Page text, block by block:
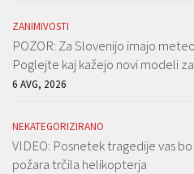
ZANIMIVOSTI
POZOR: Za Slovenijo imajo
Poglejte kaj kažejo novi modeli
6 AVG, 2026
NEKATEGORIZIRANO
VIDEO: Posnetek tragedije vas
požara trčila helikopterja